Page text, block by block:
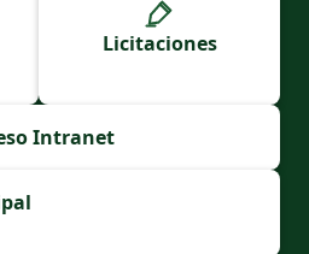
Licitaciones
Intranet